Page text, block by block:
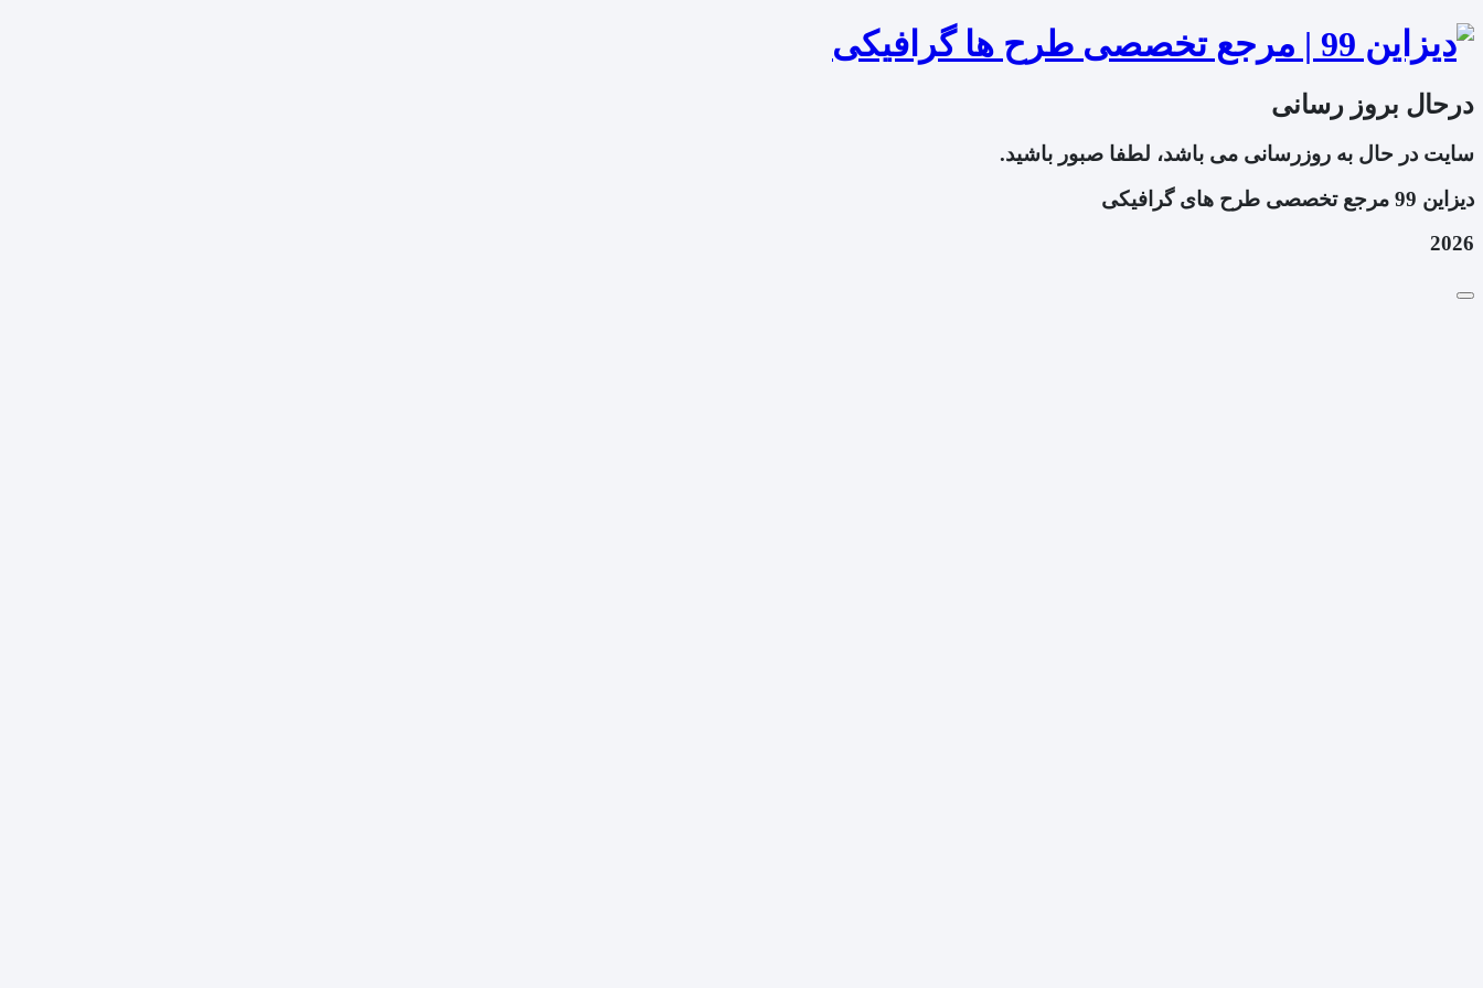
درحال بروز رسانی
سایت در حال به روزرسانی می باشد، لطفا صبور باشید.
دیزاین 99 مرجع تخصصی طرح های گرافیکی
2026